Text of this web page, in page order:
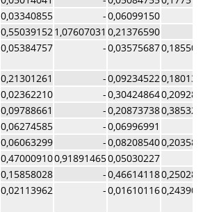
0,03340855 -0,06099150
0,550391521,07607031 0,21376590
0,05384757 -0,03575687
0,21301261 -0,09234522
0,02362210 -0,30424864
0,09788661 -0,20873738
0,06274585 -0,06996991
0,06063299 -0,08208540
0,470009100,918914650,05030227
0,15858028 -0,46614118
0,02113962 -0,01610116